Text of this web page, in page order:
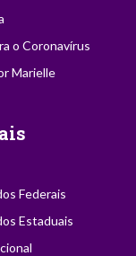
o Coronavírus
Marielle
Federais
Estaduais